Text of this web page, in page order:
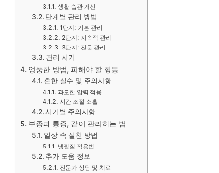
생활 습관 개선
단계별 관리 방법
1단계: 기본 관리
2단계: 지속적 관리
3단계: 전문 관리
관리 시기
엉뚱한 방법, 피해야 할 행동
흔한 실수 및 주의사항
과도한 압력 적용
시간 조절 소홀
시기별 주의사항
부종과 통증, 같이 관리하는 법
일상 속 실천 방법
냉찜질 적용법
추가 도움 정보
전문가 상담 및 치료